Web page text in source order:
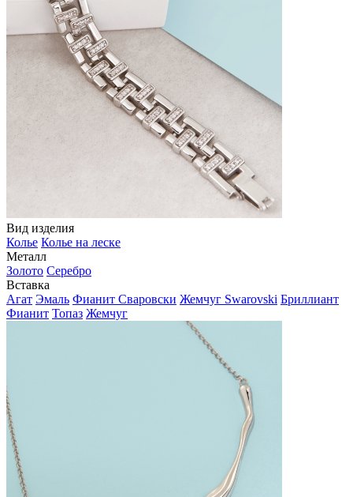
Вид изделия
Колье Колье на леске
Металл
Золото Серебро
Вставка
Агат Эмаль Фианит Сваровски Жемчуг Swarovski Бриллиант
Фианит Топаз Жемчуг